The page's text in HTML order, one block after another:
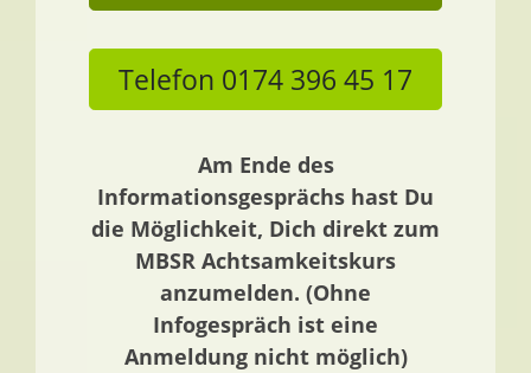
Telefon 0174 396 45 17
Am Ende des
Informationsgesprächs hast Du
die Möglichkeit, Dich direkt zum
MBSR Achtsamkeitskurs
anzumelden. (Ohne
Infogespräch ist eine
Anmeldung nicht möglich)